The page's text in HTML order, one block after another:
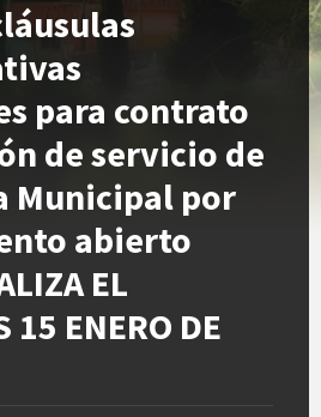
para contrato
de servicio de
Municipal por
abierto
EL
15 ENERO DE